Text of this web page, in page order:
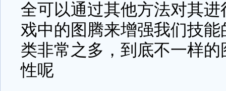
全可以通过其他方法对其
戏中的图腾来增强我们技
类非常之多，到底不一样
性呢